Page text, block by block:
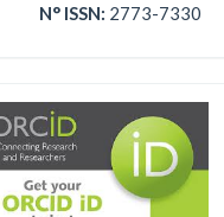
N° ISSN: 2773-7330